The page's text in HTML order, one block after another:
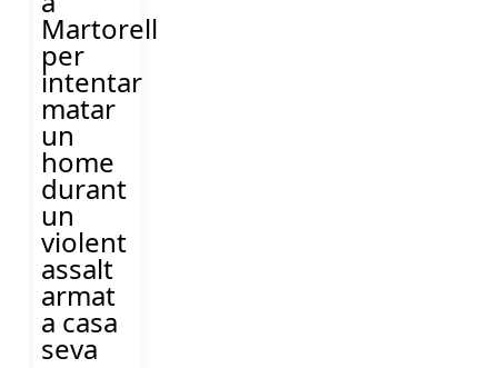
Martorell
per
intentar
matar
un
home
durant
un
violent
assalt
armat
a casa
seva